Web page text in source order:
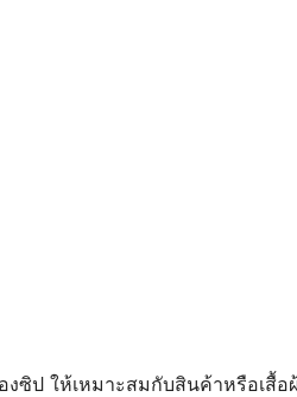
ซิป ให้เหมาะสมกับสินค้าหรือเสื้